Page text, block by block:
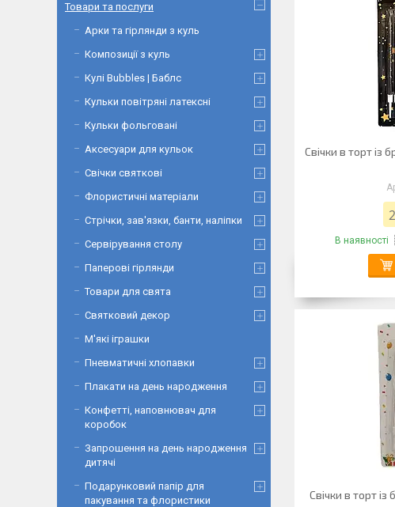
Свічки в торт із
В наявності
Свічки в торт із
Товари та послуги
Арки та гірлянди з куль
Композиції з куль
Кулі Bubbles | Баблс
Кульки повітряні латексні
Кульки фольговані
Аксесуари для кульок
Свічки святкові
Флористичні матеріали
Стрічки, зав'язки, банти, наліпки
Сервірування столу
Паперові гірлянди
Товари для свята
Святковий декор
М'які іграшки
Пневматичні хлопавки
Плакати на день народження
Конфетті, наповнювач для
коробок
Запрошення на день народження
дитячі
Подарунковий папір для
пакування та флористики